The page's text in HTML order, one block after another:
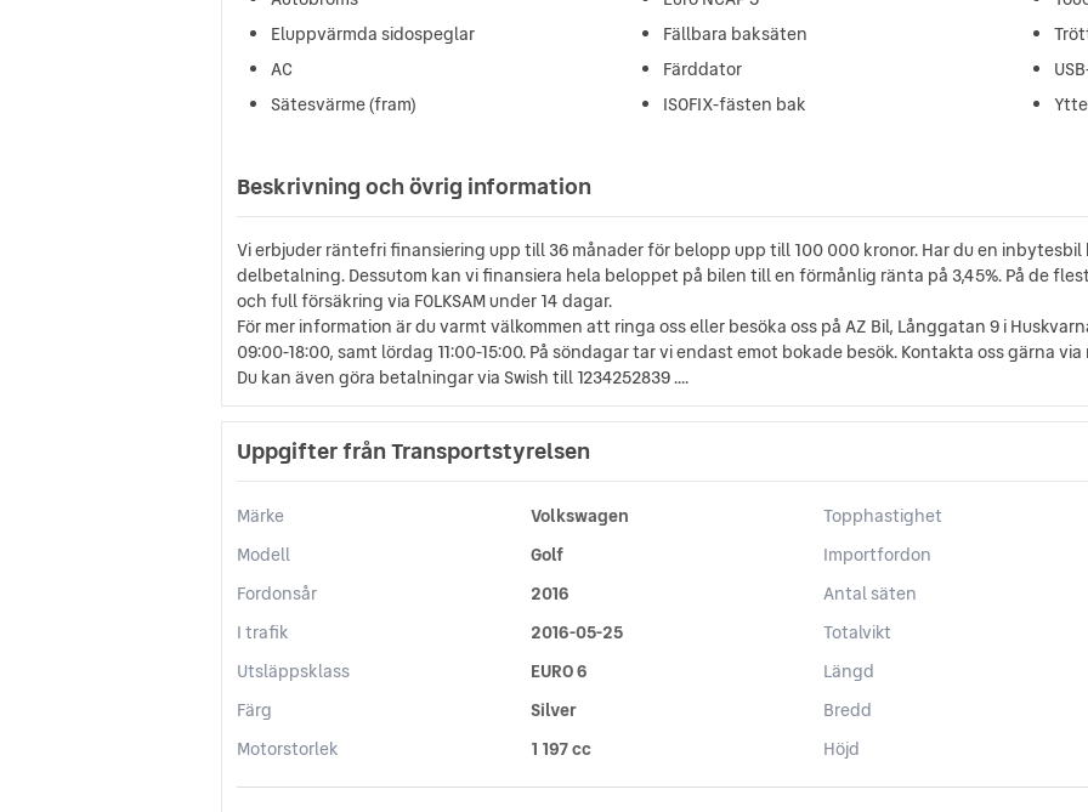
Eluppvärmda sidospeglar
AC
Sätesvärme (fram)
Fällbara baksäten
Färddator
ISOFIX-fästen bak
Beskrivning och övrig information
Vi erbjuder räntefri finansiering upp till 36 månader för belopp upp till 100 000 kronor. Har du en
delbetalning. Dessutom kan vi finansiera hela beloppet på bilen till en förmånlig ränta på 3,45%. På de
och full försäkring via FOLKSAM under 14 dagar.
För mer information är du varmt välkommen att ringa oss eller besöka oss på AZ Bil, Långgatan 9 i
09:00-18:00, samt lördag 11:00-15:00. På söndagar tar vi endast emot bokade besök. Kontakta oss gärna
Du kan även göra betalningar via Swish till 1234252839 ....
Uppgifter från Transportstyrelsen
Märke
Volkswagen
Modell
Golf
Fordonsår
2016
I trafik
2016-05-25
Utsläppsklass
EURO 6
Färg
Silver
Motorstorlek
1 197 cc
Topphastighet
Importfordon
Antal säten
Totalvikt
Längd
Bredd
Höjd